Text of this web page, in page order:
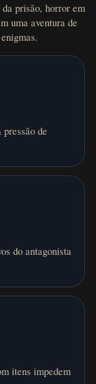
prisão, horror em
uma aventura de
de
do antagonista
itens impedem